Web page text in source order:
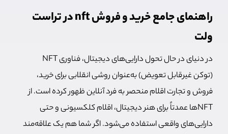
راهنمای جامع خرید و فروش nft در تراست
ولت
در دنیای در حال تحول دارایی‌های دیجیتال، فناوری NFT
(توکن‌ غیرقابل تعویض) به‌عنوان روشی انقلابی برای خرید،
فروش و تجارت اقلام منحصر به فرد آنلاین ظهور کرده‌ است. از
NFTها عمدتاً برای هنر دیجیتال، اقلام کلکسیونی و حتی
دارایی‌های واقعی استفاده می‌شود. اگر شما هم یک علاقه‌مند